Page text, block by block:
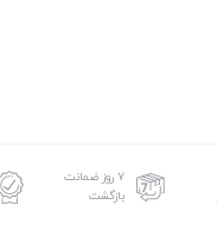
۷ روز ضمانت
بازگشت